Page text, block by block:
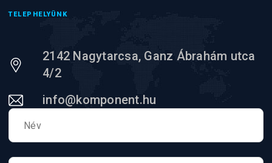
TELEPHELYÜNK
2142 Nagytarcsa, Ganz Ábrahám utca
4/2
info@komponent.hu